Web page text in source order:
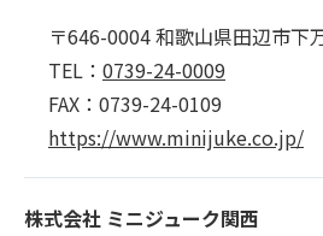
〒646-0004 和歌山県田辺市下
TEL： 0739-24-0009
FAX：0739-24-0109
https://www.minijuke.co.jp/
株式会社 ミニジューク関西